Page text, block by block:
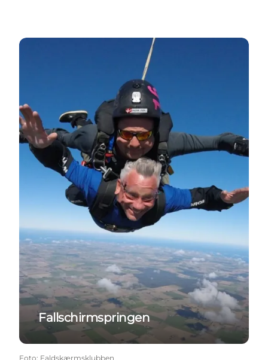
Fallschirmspringen
Fallschirmspringen
Foto: Faldskærmsklubben